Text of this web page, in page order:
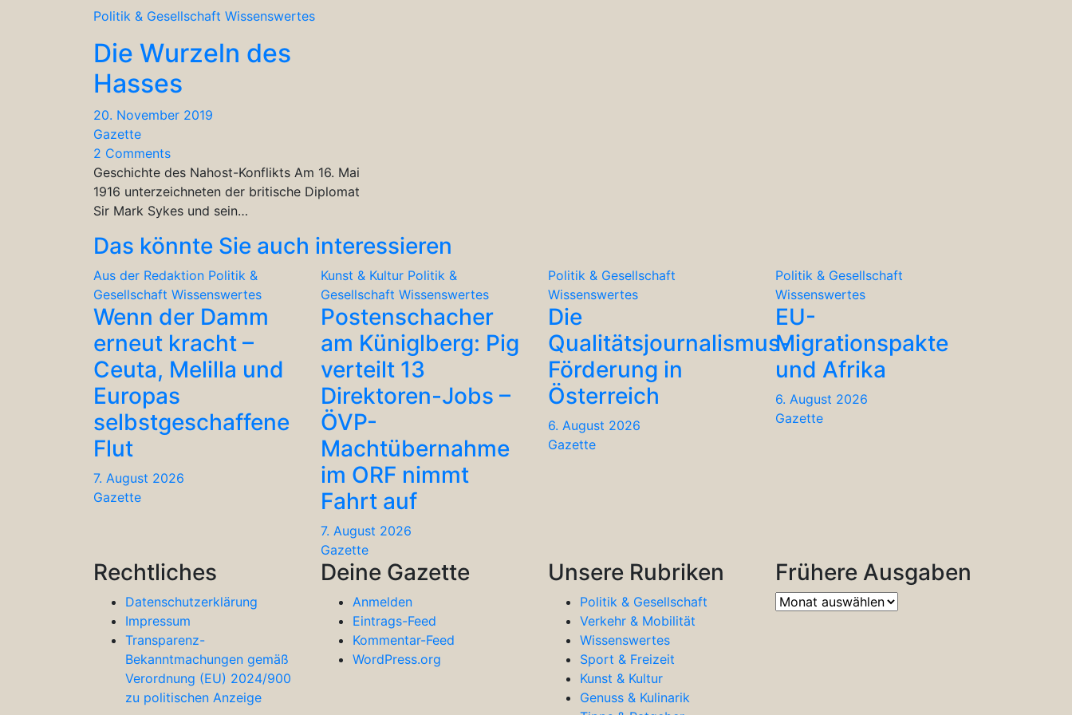
Politik & Gesellschaft Wissenswertes
Die Wurzeln des
Hasses
20. November 2019
Gazette
2 Comments
Geschichte des Nahost-Konflikts Am 16. Mai
1916 unterzeichneten der britische Diplomat
Sir Mark Sykes und sein…
Das könnte Sie auch interessieren
Aus der Redaktion Politik &
Gesellschaft Wissenswertes
Wenn der Damm
erneut kracht –
Ceuta, Melilla und
Europas
selbstgeschaffene
Flut
7. August 2026
Gazette
Kunst & Kultur Politik &
Gesellschaft Wissenswertes
Postenschacher
am Küniglberg: Pig
verteilt 13
Direktoren-Jobs –
ÖVP-
Machtübernahme
im ORF nimmt
Fahrt auf
7. August 2026
Gazette
Politik & Gesellschaft
Wissenswertes
Die
Qualitätsjournalismus-
Förderung in
Österreich
6. August 2026
Gazette
Politik & Gesellschaft
Wissenswertes
EU-
Migrationspakte
und Afrika
6. August 2026
Gazette
Rechtliches
Datenschutzerklärung
Impressum
Transparenz-
Bekanntmachungen gemäß
Verordnung (EU) 2024/900
zu politischen Anzeige
Deine Gazette
Anmelden
Eintrags-Feed
Kommentar-Feed
WordPress.org
Unsere Rubriken
Politik & Gesellschaft
Verkehr & Mobilität
Wissenswertes
Sport & Freizeit
Kunst & Kultur
Genuss & Kulinarik
Frühere Ausgaben
Frühere